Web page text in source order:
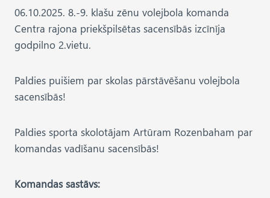
06.10.2025. 8.-9. klašu zēnu volejbola komanda
Centra rajona priekšpilsētas sacensībās izcīnīja
godpilno 2.vietu.
Paldies puišiem par skolas pārstāvēšanu volejbola
sacensībās!
Paldies sporta skolotājam Artūram Rozenbaham par
komandas vadīšanu sacensībās!
Komandas sastāvs: